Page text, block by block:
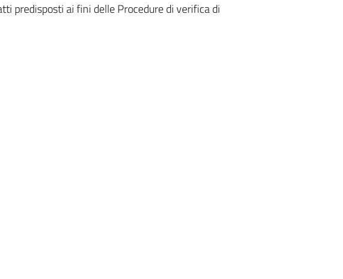
predisposti ai fini delle Procedure di verifica di